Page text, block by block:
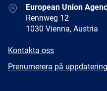
AddressEuropean Union
Rennweg 12
1030 Vienna, Austria
E-
Kontakta oss
Newsletter
Prenumerera på